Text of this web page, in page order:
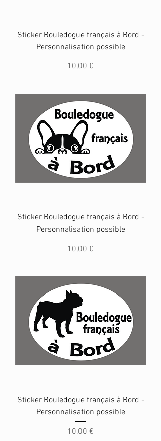
Sticker Bouledogue français à Bord -
Personnalisation possible
Prix
10,00 €
Sticker Bouledogue français à Bord -
Personnalisation possible
Prix
10,00 €
Sticker Bouledogue français à Bord -
Personnalisation possible
Prix
10,00 €